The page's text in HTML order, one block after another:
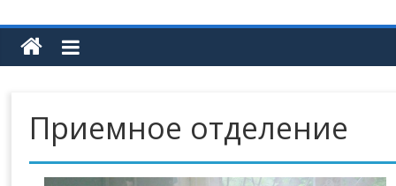
Приемное отделение